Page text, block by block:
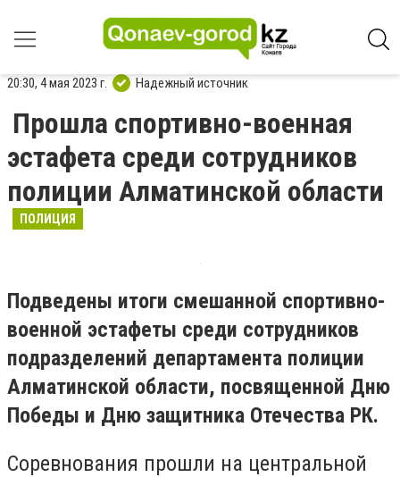
20:30, 4 мая 2023 г. Надежный источник
Прошла спортивно-военная
эстафета среди сотрудников
полиции Алматинской области
ПОЛИЦИЯ
Подведены итоги смешанной спортивно-
военной эстафеты среди сотрудников
подразделений департамента полиции
Алматинской области, посвященной Дню
Победы и Дню защитника Отечества РК.
Соревнования прошли на центральной